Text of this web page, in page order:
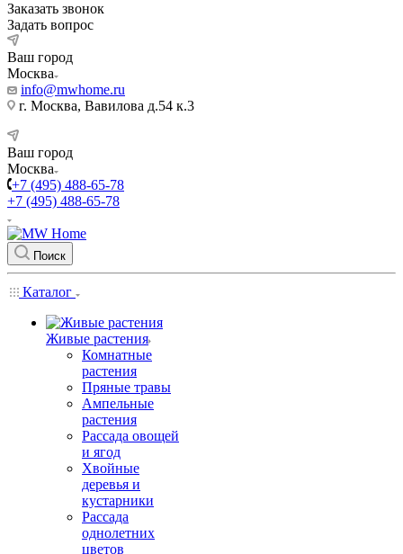
Заказать звонок
Задать вопрос
Ваш город
Москва
info@mwhome.ru
г. Москва, Вавилова д.54 к.3
Ваш город
Москва
+7 (495) 488-65-78
+7 (495) 488-65-78
Поиск
Каталог
Живые растения
Комнатные
растения
Пряные травы
Ампельные
растения
Рассада овощей
и ягод
Хвойные
деревья и
кустарники
Рассада
однолетних
цветов